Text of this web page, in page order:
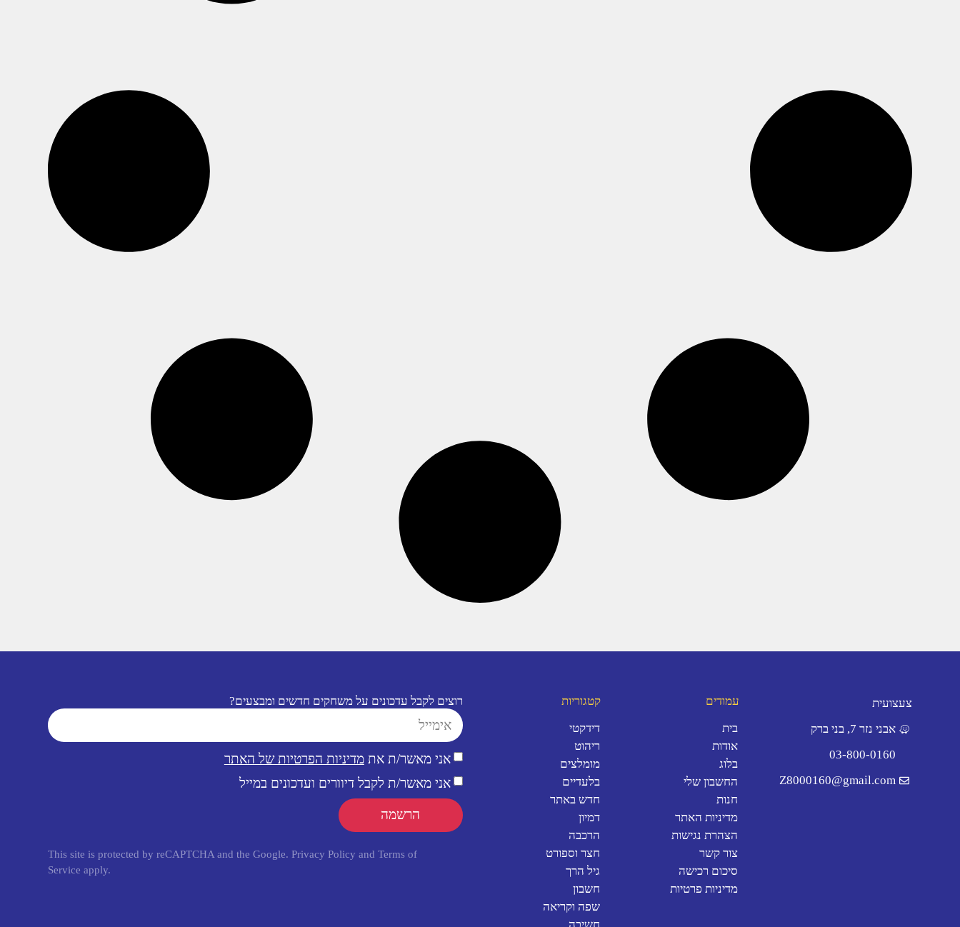
צעצועית
אבני נזר 7, בני ברק
03-800-0160
Z8000160@gmail.com
עמודים
בית
אודות
בלוג
החשבון שלי
חנות
מדיניות האתר
הצהרת נגישות
צור קשר
סיכום רכישה
מדיניות פרטיות
קטגוריות
דידקטי
ריהוט
מומלצים
בלעדיים
חדש באתר
דמיון
הרכבה
חצר וספורט
גיל הרך
חשבון
שפה וקריאה
רוצים לקבל עדכונים על משחקים חדשים ומבצעים?
אני מאשר/ת אתמדיניות הפרטיות של האתר
אני מאשר/ת לקבל דיוורים ועדכונים במייל
הרשמה
This site is protected by reCAPTCHA and the Google.Privacy Policy andTerms of
Service apply.